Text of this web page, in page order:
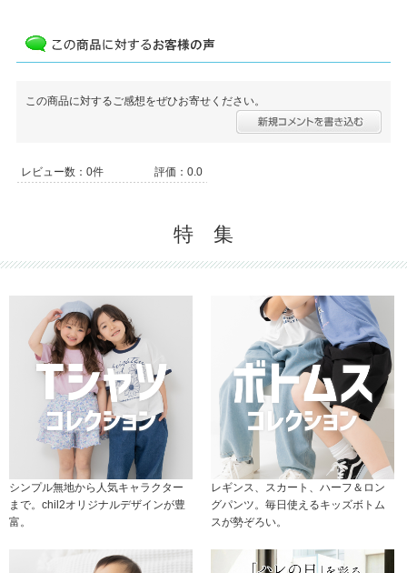
この商品に対するご感想をぜひお寄せください。
レビュー数：0件 評価：0.0
特 集
シンプル無地から人気キャラクター
まで。chil2オリジナルデザインが豊
富。
レギンス、スカート、ハーフ＆ロン
グパンツ。毎日使えるキッズボトム
スが勢ぞろい。